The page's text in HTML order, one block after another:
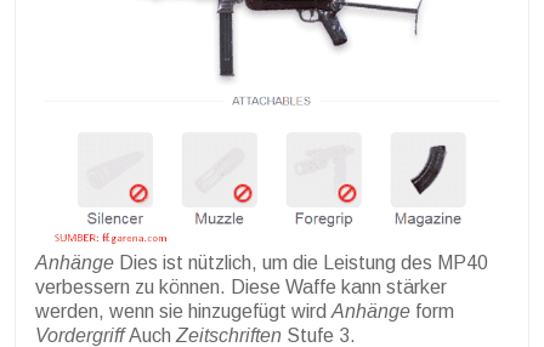
Anhänge Dies ist nützlich, um die Leistung des MP40
verbessern zu können. Diese Waffe kann stärker
werden, wenn sie hinzugefügt wird Anhänge form
VordergriffAuch Zeitschriften Stufe 3.